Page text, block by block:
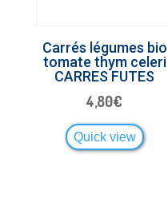
Carrés légumes bio
tomate thym celeri
CARRES FUTES
4,80€
Quick view